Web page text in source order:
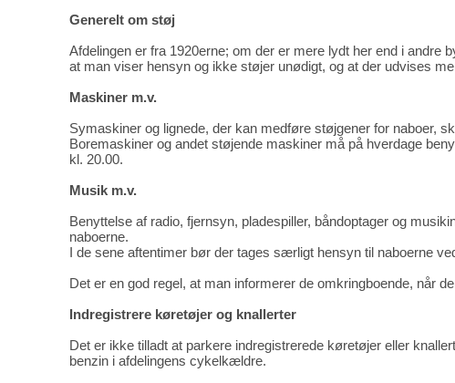
Generelt om støj
Afdelingen er fra 1920erne; om der er mere lydt her end i
at man viser hensyn og ikke støjer unødigt, og at der udvises
Maskiner m.v.
Symaskiner og lignede, der kan medføre støjgener for naboer,
Boremaskiner og andet støjende maskiner må på hverdage
kl. 20.00.
Musik m.v.
Benyttelse af radio, fjernsyn, pladespiller, båndoptager og
naboerne.
I de sene aftentimer bør der tages særligt hensyn til naboerne
Det er en god regel, at man informerer de omkringboende, når
Indregistrere køretøjer og knallerter
Det er ikke tilladt at parkere indregistrerede køretøjer eller
benzin i afdelingens cykelkældre.